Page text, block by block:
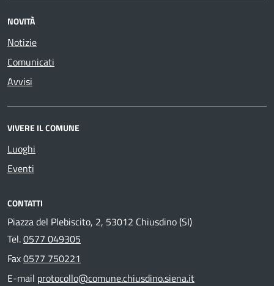
NOVITÀ
Notizie
Comunicati
Avvisi
VIVERE IL COMUNE
Luoghi
Eventi
CONTATTI
Piazza del Plebiscito, 2, 53012 Chiusdino (SI)
Tel.0577 049305
Fax0577 750221
E-mail protocollo@comune.chiusdino.siena.it